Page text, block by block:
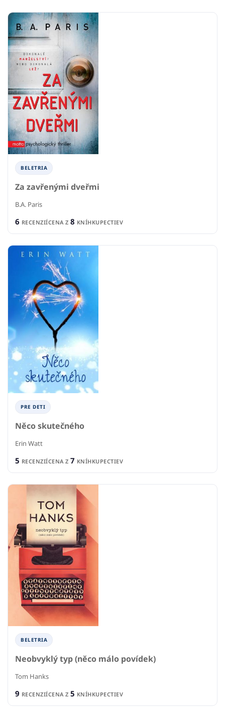
BELETRIA
Za zavřenými dveřmi
B.A. Paris
6 RECENZIÍCENA Z 8 KNÍHKUPECTIEV
PRE DETI
Něco skutečného
Erin Watt
5 RECENZIÍCENA Z 7 KNÍHKUPECTIEV
BELETRIA
Neobvyklý typ (něco málo povídek)
Tom Hanks
9 RECENZIÍCENA Z 5 KNÍHKUPECTIEV